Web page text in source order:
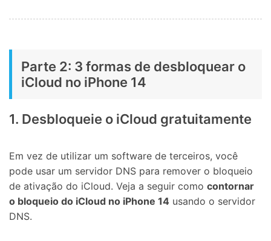
Parte 2: 3 formas de desbloquear o
iCloud no iPhone 14
1. Desbloqueie o iCloud gratuitamente
Em vez de utilizar um software de terceiros, você
pode usar um servidor DNS para remover o bloqueio
de ativação do iCloud. Veja a seguir como contornar
o bloqueio do iCloud no iPhone 14 usando o servidor
DNS.